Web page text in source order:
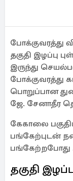
போக்குவரத்து
தகுதி இழப்பு
இருந்து
போக்குவரத்து
பொறுப்பான
ஜே. சேனாதீர
கேகாலை
பங்கேற்புடன்
பங்கேற்றபோது
தகுதி